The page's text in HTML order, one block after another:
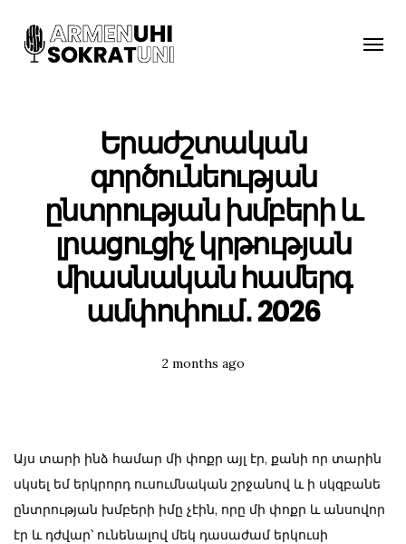
Toggle
Երաժշտական
գործունեության
ընտրության խմբերի և
լրացուցիչ կրթության
միասնական համերգ
ամփոփում․ 2026
Posted
2 months ago
Այս տարի ինձ համար մի փոքր այլ էր, քանի որ տարին
սկսել եմ երկրորդ ուսումնական շրջանով և ի սկզբանե
ընտրության խմբերի իմը չէին, որը մի փոքր և անսովոր
էր և դժվար՝ ունենալով մեկ դասաժամ երկուսի